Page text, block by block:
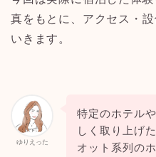
真をもとに、アクセス・
いきます。
ゆりえった
特定のホテル
しく取り上げ
オット系列の